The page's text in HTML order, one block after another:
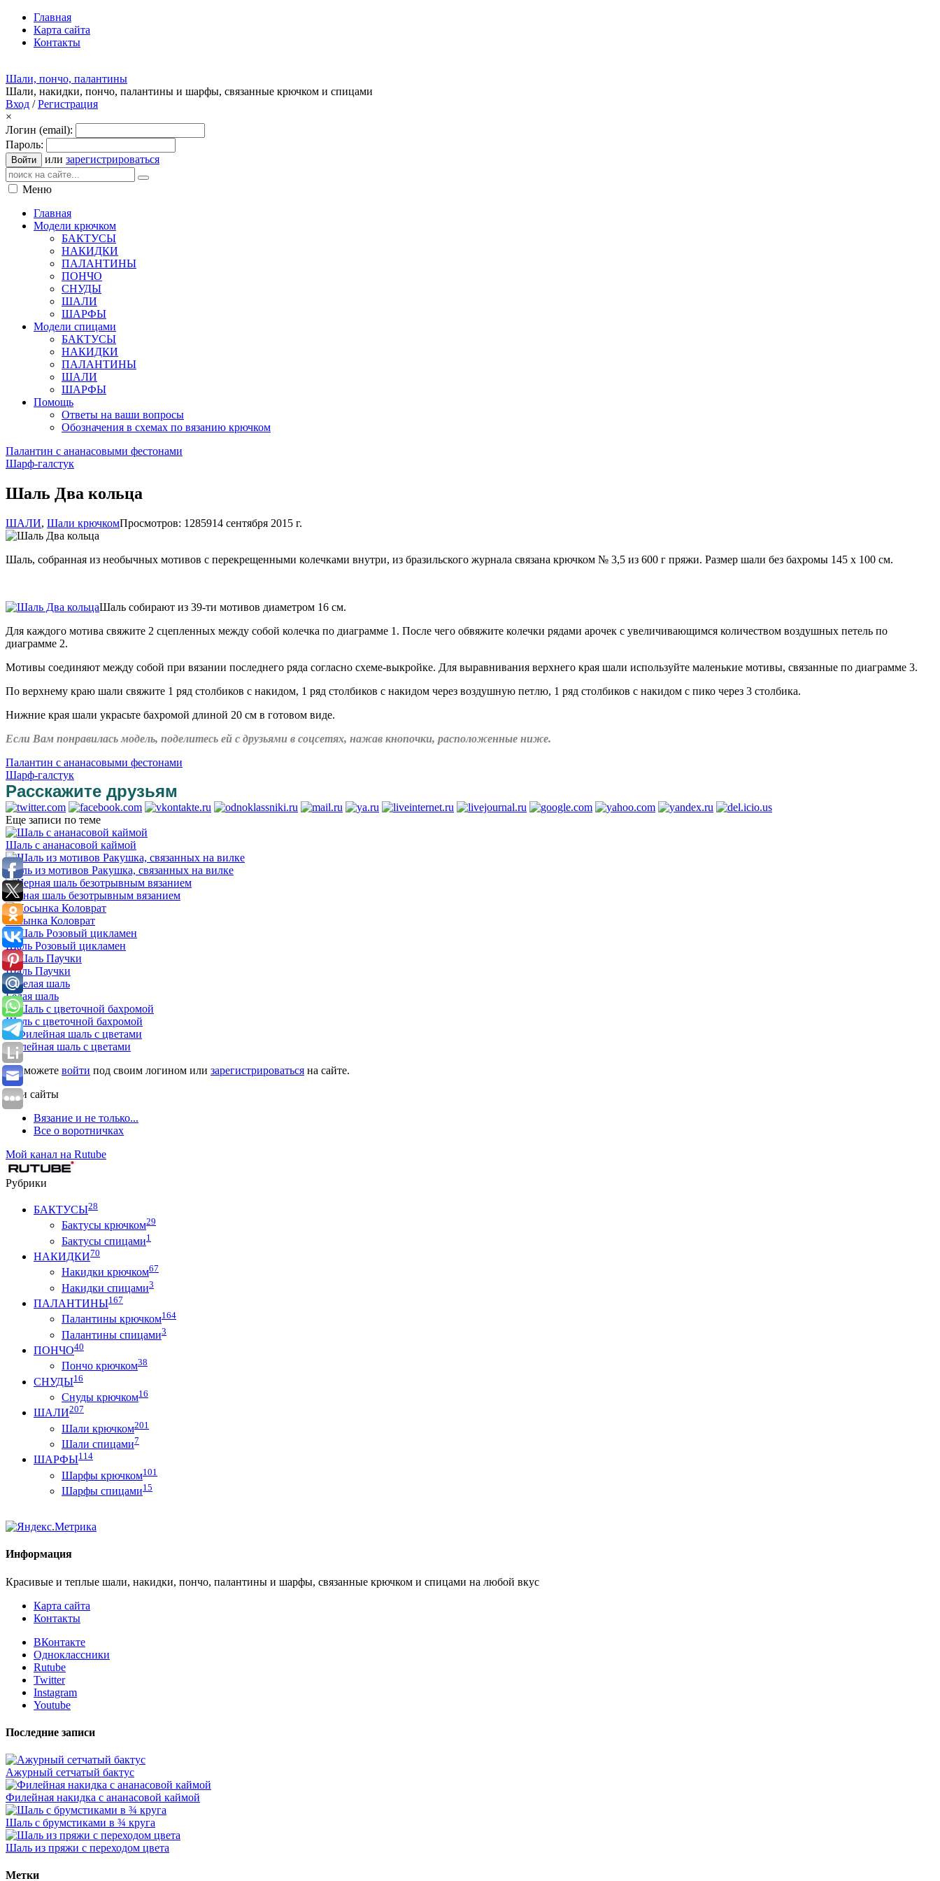
Главная
Карта сайта
Контакты
Шали, пончо, палантины
Шали, накидки, пончо, палантины и шарфы, связанные крючком и спицами
Вход /Регистрация
×
Логин (email):
Пароль:
Войти или зарегистрироваться
Меню
Главная
Модели крючком
БАКТУСЫ
НАКИДКИ
ПАЛАНТИНЫ
ПОНЧО
СНУДЫ
ШАЛИ
ШАРФЫ
Модели спицами
БАКТУСЫ
НАКИДКИ
ПАЛАНТИНЫ
ШАЛИ
ШАРФЫ
Помощь
Ответы на ваши вопросы
Обозначения в схемах по вязанию крючком
Палантин с ананасовыми фестонами
Шарф-галстук
Шаль Два кольца
ШАЛИ, Шали крючкомПросмотров: 1285914 сентября 2015 г.
Шаль, собранная из необычных мотивов с перекрещенными колечками внутри, из бразильского журнала связана крючком № 3,5 из 600 г пряжи. Размер шали без бахромы 145 х 100 см.
Шаль собирают из 39-ти мотивов диаметром 16 см.
Для каждого мотива свяжите 2 сцепленных между собой колечка по диаграмме 1. После чего обвяжите колечки рядами арочек с увеличивающимся количеством воздушных петель по
диаграмме 2.
Мотивы соединяют между собой при вязании последнего ряда согласно схеме-выкройке. Для выравнивания верхнего края шали используйте маленькие мотивы, связанные по диаграмме 3.
По верхнему краю шали свяжите 1 ряд столбиков с накидом, 1 ряд столбиков с накидом через воздушную петлю, 1 ряд столбиков с накидом с пико через 3 столбика.
Нижние края шали украсьте бахромой длиной 20 см в готовом виде.
Если Вам понравилась модель, поделитесь ей с друзьями в соцсетях, нажав кнопочки, расположенные ниже.
Палантин с ананасовыми фестонами
Шарф-галстук
Расскажите друзьям
Еще записи по теме
Шаль с ананасовой каймой
Шаль из мотивов Ракушка, связанных на вилке
Черная шаль безотрывным вязанием
Косынка Коловрат
Шаль Розовый цикламен
Шаль Паучки
Белая шаль
Шаль с цветочной бахромой
Филейная шаль с цветами
Вы можете войти под своим логином или зарегистрироваться на сайте.
Мои сайты
Вязание и не только...
Все о воротничках
Мой канал на Rutube
Рубрики
БАКТУСЫ28
Бактусы крючком29
Бактусы спицами1
НАКИДКИ70
Накидки крючком67
Накидки спицами3
ПАЛАНТИНЫ167
Палантины крючком164
Палантины спицами3
ПОНЧО40
Пончо крючком38
СНУДЫ16
Снуды крючком16
ШАЛИ207
Шали крючком201
Шали спицами7
ШАРФЫ114
Шарфы крючком101
Шарфы спицами15
Информация
Красивые и теплые шали, накидки, пончо, палантины и шарфы, связанные крючком и спицами на любой вкус
Карта сайта
Контакты
ВКонтакте
Одноклассники
Rutube
Twitter
Instagram
Youtube
Последние записи
Ажурный сетчатый бактус
Филейная накидка с ананасовой каймой
Шаль с брумстиками в ¾ круга
Шаль из пряжи с переходом цвета
Метки